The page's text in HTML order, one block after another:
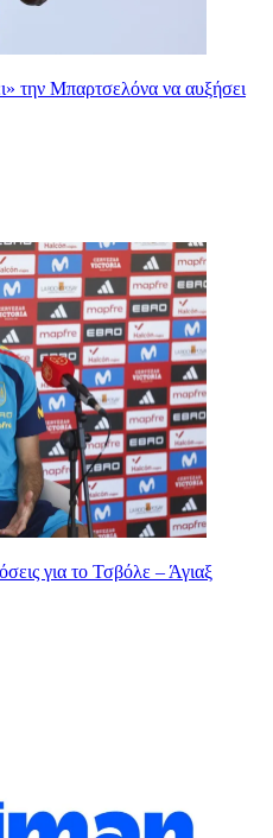
την Μπαρτσελόνα να αυξήσει
για το Τσβόλε – Άγιαξ